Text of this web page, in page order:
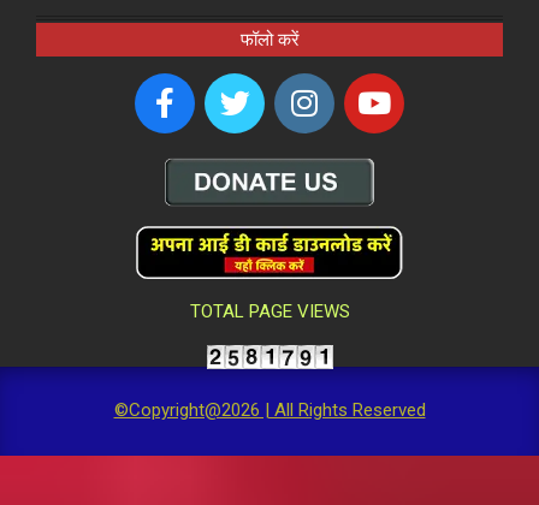
फॉलो करें
TOTAL PAGE VIEWS
©Copyright@2026 | All Rights Reserved